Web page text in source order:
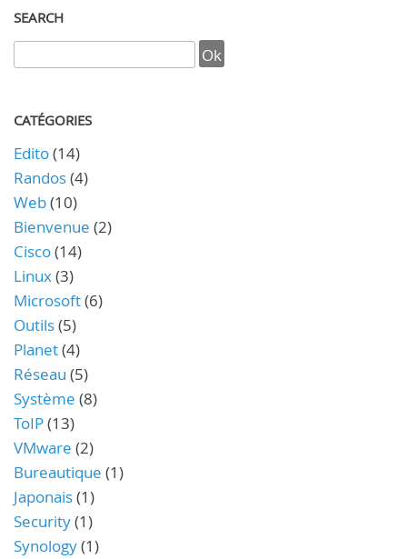
SEARCH
CATÉGORIES
Edito(14)
Randos(4)
Web(10)
Bienvenue (2)
Cisco(14)
Linux(3)
Microsoft(6)
Outils(5)
Planet(4)
Réseau (5)
Système (8)
ToIP(13)
VMware (2)
Bureautique (1)
Japonais(1)
Security(1)
Synology(1)